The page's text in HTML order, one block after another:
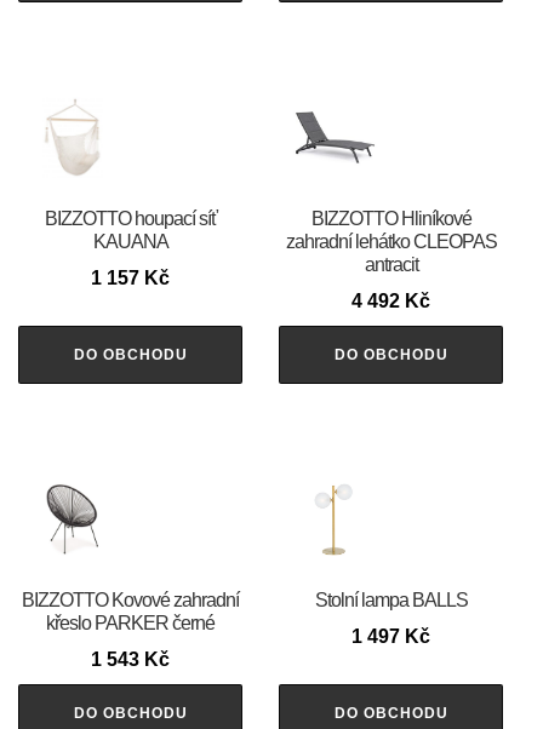
BIZZOTTO houpací síť
KAUANA
1 157 Kč
DO OBCHODU
BIZZOTTO Hliníkové
zahradní lehátko CLEOPAS
antracit
4 492 Kč
DO OBCHODU
BIZZOTTO Kovové zahradní
křeslo PARKER černé
1 543 Kč
DO OBCHODU
Stolní lampa BALLS
1 497 Kč
DO OBCHODU